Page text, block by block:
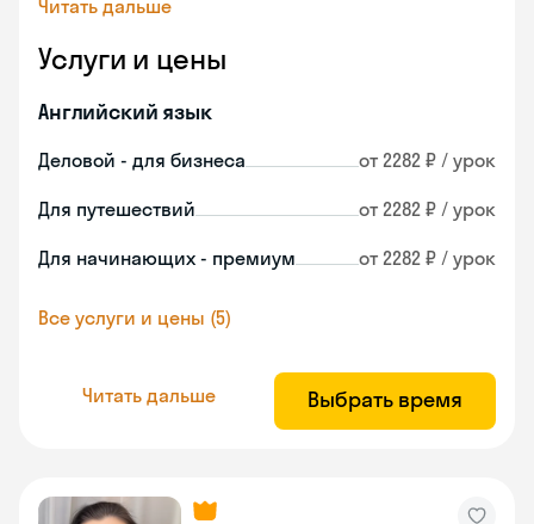
Читать дальше
Услуги и цены
Английский язык
Деловой - для бизнеса от 2282 ₽ / урок
Для путешествий от 2282 ₽ / урок
Для начинающих - премиум от 2282 ₽ / урок
Все услуги и цены (5)
Читать дальше Выбрать время